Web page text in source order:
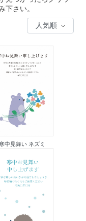
下さい。
中見舞い ネズミ